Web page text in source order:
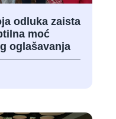
odluka zaista
moć
oglašavanja